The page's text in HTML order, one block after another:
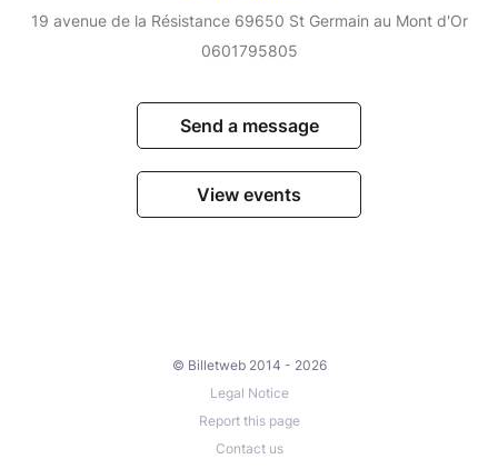
19 avenue de la Résistance 69650 St Germain au Mont d'Or
0601795805
Send a message
View events
© Billetweb 2014 - 2026
Legal Notice
Report this page
Contact us